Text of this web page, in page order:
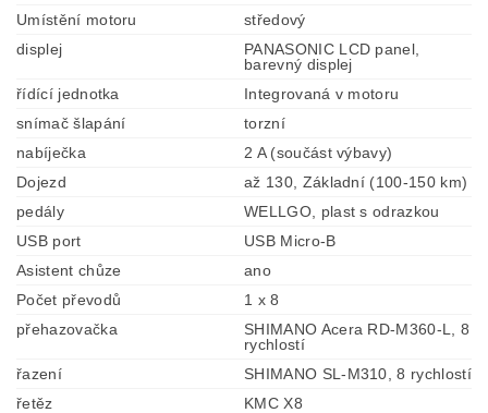
Umístění motoru
středový
displej
PANASONIC LCD panel,
barevný displej
řídící jednotka
Integrovaná v motoru
snímač šlapání
torzní
nabíječka
2 A (součást výbavy)
Dojezd
až 130, Základní (100-150 km)
pedály
WELLGO, plast s odrazkou
USB port
USB Micro-B
Asistent chůze
ano
Počet převodů
1 x 8
přehazovačka
SHIMANO Acera RD-M360-L, 8
rychlostí
řazení
SHIMANO SL-M310, 8 rychlostí
řetěz
KMC X8